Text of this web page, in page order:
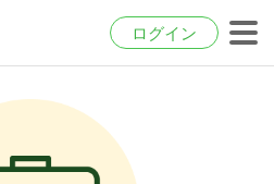
ログイン